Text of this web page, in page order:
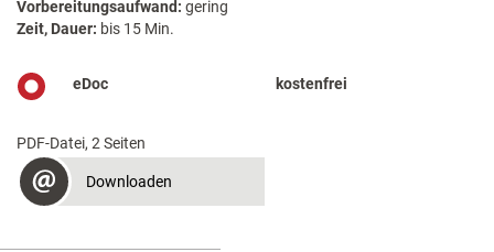
Vorbereitungsaufwand: gering
Zeit, Dauer: bis 15 Min.
eDoc kostenfrei
PDF-Datei, 2 Seiten
Downloaden